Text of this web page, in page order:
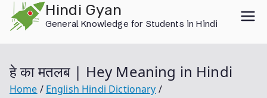
content
Hindi Gyan
General Knowledge for Students in Hindi
हे का मतलब | Hey Meaning in Hindi
Home
English Hindi Dictionary